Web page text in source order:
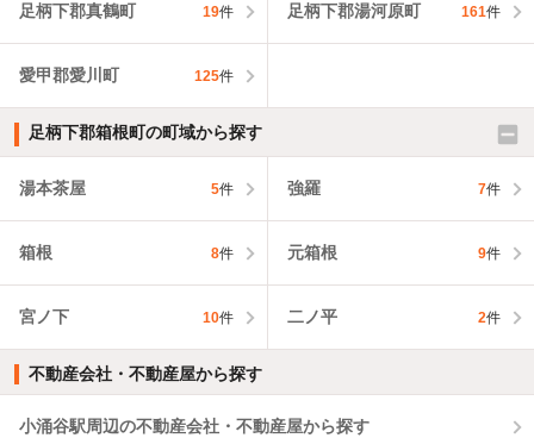
足柄下郡真鶴町 19件 足柄下郡湯河原町 161件
愛甲郡愛川町 125件
足柄下郡箱根町の町域から探す
湯本茶屋 5件 強羅 7件
箱根 8件 元箱根 9件
宮ノ下 10件 二ノ平 2件
不動産会社・不動産屋から探す
小涌谷駅周辺の不動産会社・不動産屋から探す